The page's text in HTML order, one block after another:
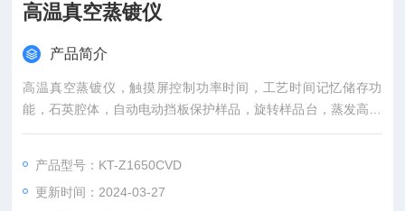
高温真空蒸镀仪
产品简介
高温真空蒸镀仪，触摸屏控制功率时间，工艺时间记忆储存功
能，石英腔体，自动电动挡板保护样品，旋转样品台，蒸发高度
调节。
产品型号：KT-Z1650CVD
更新时间：2024-03-27